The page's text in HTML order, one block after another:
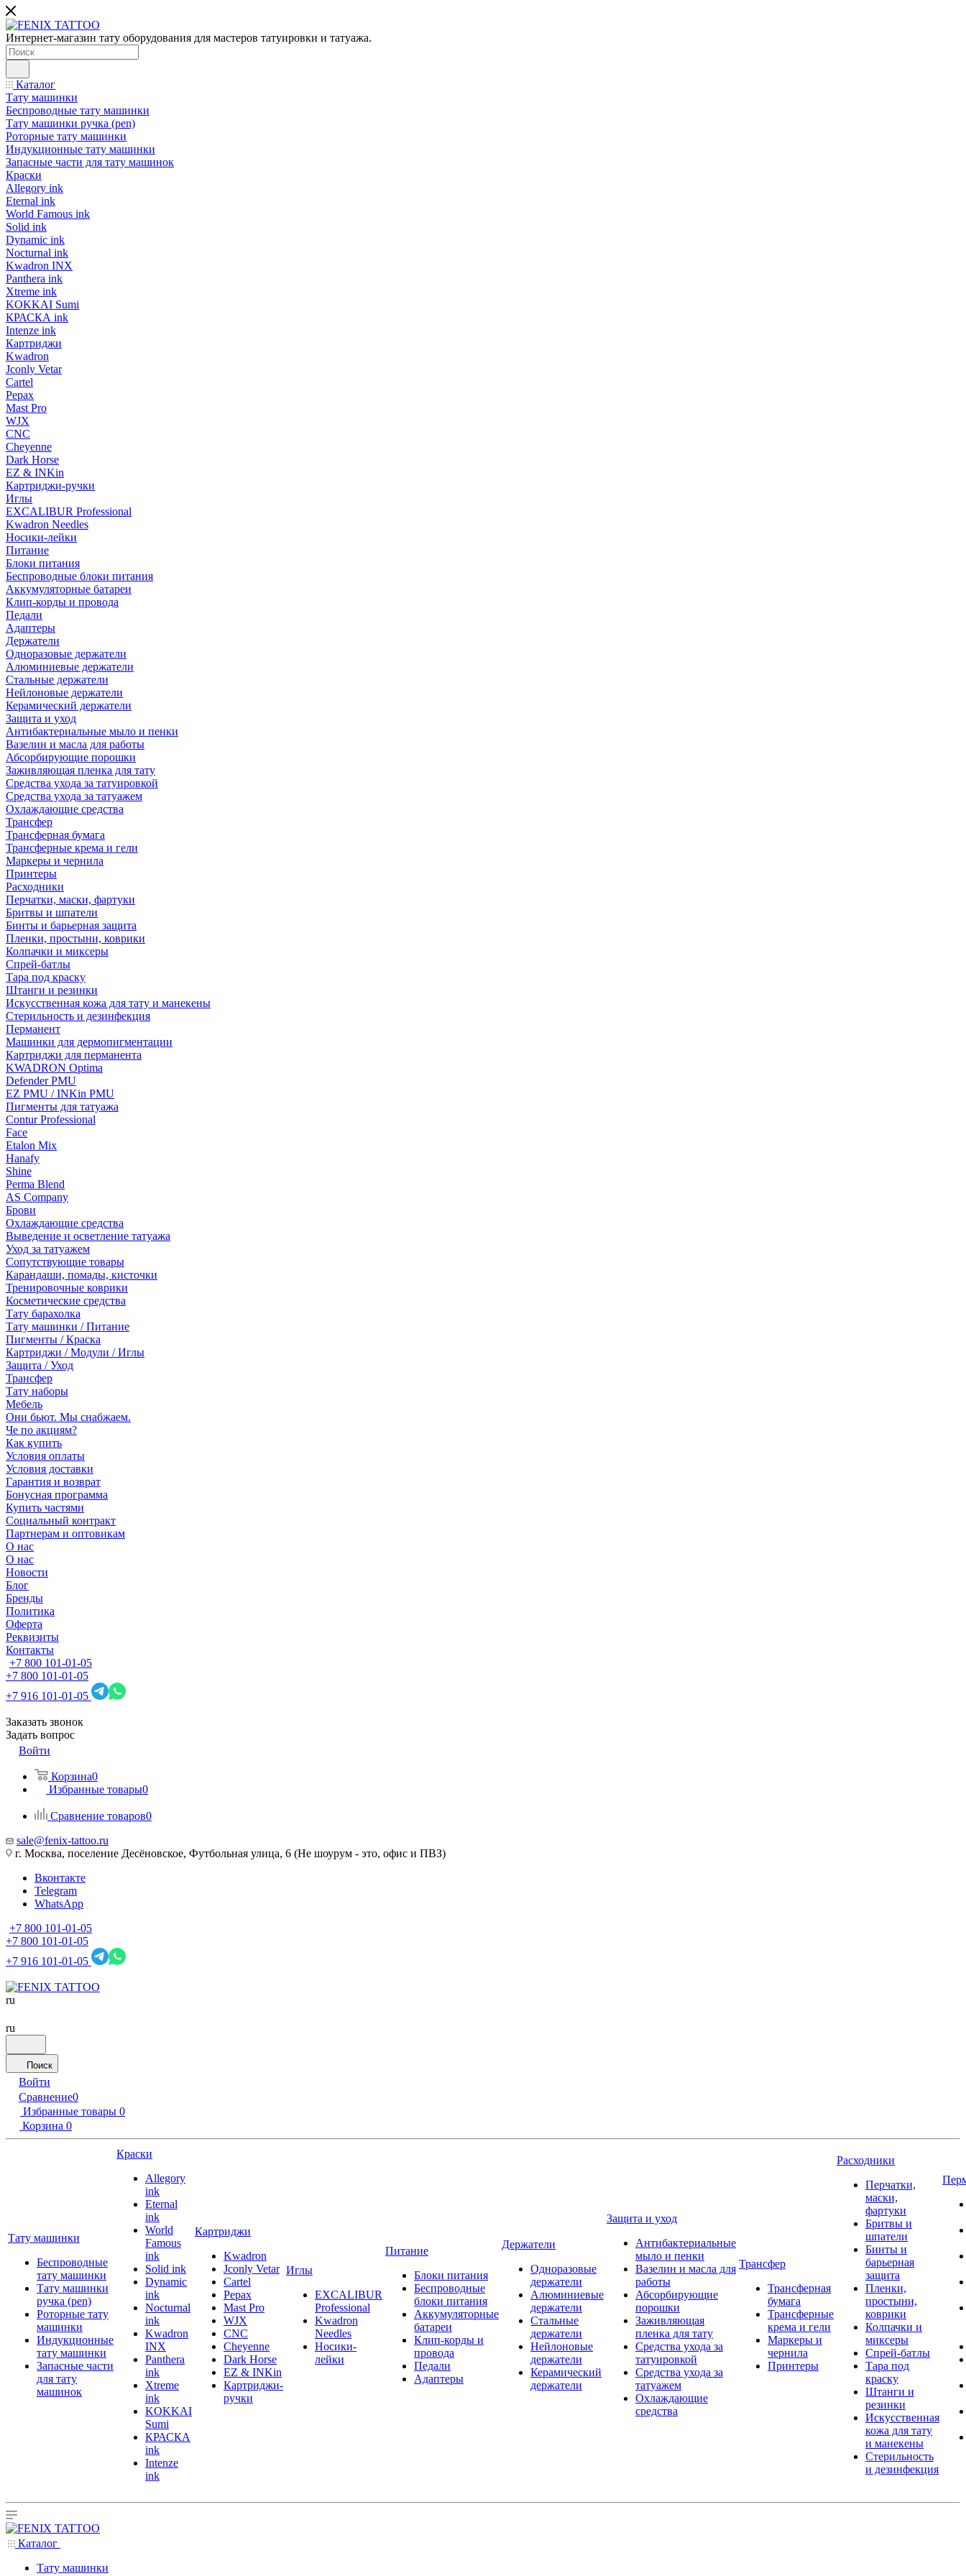
Интернет-магазин тату оборудования для мастеров татуировки и татуажа.
Каталог
Тату машинки
Беспроводные тату машинки
Тату машинки ручка (pen)
Роторные тату машинки
Индукционные тату машинки
Запасные части для тату машинок
Краски
Allegory ink
Eternal ink
World Famous ink
Solid ink
Dynamic ink
Nocturnal ink
Kwadron INX
Panthera ink
Xtreme ink
KOKKAI Sumi
КРАСКА ink
Intenze ink
Картриджи
Kwadron
Jconly Vetar
Cartel
Pepax
Mast Pro
WJX
CNC
Cheyenne
Dark Horse
EZ & INKin
Картриджи-ручки
Иглы
EXCALIBUR Professional
Kwadron Needles
Носики-лейки
Питание
Блоки питания
Беспроводные блоки питания
Аккумуляторные батареи
Клип-корды и провода
Педали
Адаптеры
Держатели
Одноразовые держатели
Алюминиевые держатели
Стальные держатели
Нейлоновые держатели
Керамический держатели
Защита и уход
Антибактериальные мыло и пенки
Вазелин и масла для работы
Абсорбирующие порошки
Заживляющая пленка для тату
Средства ухода за татуировкой
Средства ухода за татуажем
Охлаждающие средства
Трансфер
Трансферная бумага
Трансферные крема и гели
Маркеры и чернила
Принтеры
Расходники
Перчатки, маски, фартуки
Бритвы и шпатели
Бинты и барьерная защита
Пленки, простыни, коврики
Колпачки и миксеры
Спрей-батлы
Тара под краску
Штанги и резинки
Искусственная кожа для тату и манекены
Стерильность и дезинфекция
Перманент
Машинки для дермопигментации
Картриджи для перманента
KWADRON Optima
Defender PMU
EZ PMU / INKin PMU
Пигменты для татуажа
Contur Professional
Face
Etalon Mix
Hanafy
Shine
Perma Blend
AS Company
Брови
Охлаждающие средства
Выведение и осветление татуажа
Уход за татуажем
Сопутствующие товары
Карандаши, помады, кисточки
Тренировочные коврики
Косметические средства
Тату барахолка
Тату машинки / Питание
Пигменты / Краска
Картриджи / Модули / Иглы
Защита / Уход
Трансфер
Тату наборы
Мебель
Они бьют. Мы снабжаем.
Че по акциям?
Как купить
Условия оплаты
Условия доставки
Гарантия и возврат
Бонусная программа
Купить частями
Социальный контракт
Партнерам и оптовикам
О нас
О нас
Новости
Блог
Бренды
Политика
Оферта
Реквизиты
Контакты
+7 800 101-01-05
+7 800 101-01-05
+7 916 101-01-05
Заказать звонок
Задать вопрос
Войти
Корзина0
Избранные товары0
Сравнение товаров0
sale@fenix-tattoo.ru
г. Москва, поселение Десёновское, Футбольная улица, 6 (Не шоурум - это, офис и ПВЗ)
Вконтакте
Telegram
WhatsApp
+7 800 101-01-05
+7 800 101-01-05
+7 916 101-01-05
ru
ru
Поиск
Войти
Сравнение0
Избранные товары 0
Корзина 0
Тату машинки
Беспроводные
тату машинки
Тату машинки
ручка (pen)
Роторные тату
машинки
Индукционные
тату машинки
Запасные части
для тату
машинок
Краски
Allegory
ink
Eternal
ink
World
Famous
ink
Solid ink
Dynamic
ink
Nocturnal
ink
Kwadron
INX
Panthera
ink
Xtreme
ink
KOKKAI
Sumi
КРАСКА
ink
Intenze
ink
Картриджи
Kwadron
Jconly Vetar
Cartel
Pepax
Mast Pro
WJX
CNC
Cheyenne
Dark Horse
EZ & INKin
Картриджи-
ручки
Иглы
EXCALIBUR
Professional
Kwadron
Needles
Носики-
лейки
Питание
Блоки питания
Беспроводные
блоки питания
Аккумуляторные
батареи
Клип-корды и
провода
Педали
Адаптеры
Держатели
Одноразовые
держатели
Алюминиевые
держатели
Стальные
держатели
Нейлоновые
держатели
Керамический
держатели
Защита и уход
Антибактериальные
мыло и пенки
Вазелин и масла для
работы
Абсорбирующие
порошки
Заживляющая
пленка для тату
Средства ухода за
татуировкой
Средства ухода за
татуажем
Охлаждающие
средства
Трансфер
Трансферная
бумага
Трансферные
крема и гели
Маркеры и
чернила
Принтеры
Расходники
Перчатки,
маски,
фартуки
Бритвы и
шпатели
Бинты и
барьерная
защита
Пленки,
простыни,
коврики
Колпачки и
миксеры
Спрей-батлы
Тара под
краску
Штанги и
резинки
Искусственная
кожа для тату
и манекены
Стерильность
и дезинфекция
Каталог
Тату машинки